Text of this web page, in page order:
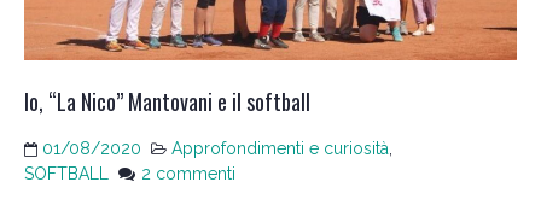
Io, “La Nico” Mantovani e il softball
01/08/2020 Approfondimenti e curiosità
SOFTBALL
2 commenti